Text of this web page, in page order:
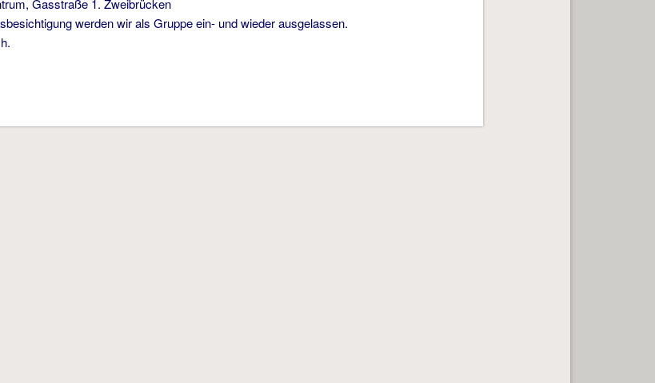
Gasstraße 1. Zweibrücken
werden wir als Gruppe ein- und wieder ausgelassen.